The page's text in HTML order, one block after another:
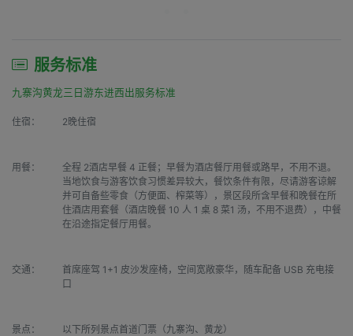
服务标准
九寨沟黄龙三日游东进西出服务标准
住宿： 2晚住宿
用餐：
全程 2酒店早餐 4 正餐；早餐为酒店餐厅用餐或路早，不用不退。
当地饮食与游客饮食习惯差异较大，餐饮条件有限，尽请游客谅解
并可自备些零食（方便面、榨菜等），景区段所含早餐和晚餐在所
住酒店用套餐（酒店晚餐 10 人 1 桌 8 菜1 汤，不用不退费），中餐
在沿途指定餐厅用餐。
交通：
首席座驾 1+1 皮沙发座椅，空间宽敞豪华，随车配备 USB 充电接
口
景点：
以下所列景点首道门票（九寨沟、黄龙）